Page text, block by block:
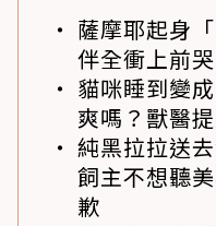
薩摩耶起身
伴全衝上前
貓咪睡到變
爽嗎？獸醫
純黑拉拉送
飼主不想聽
歉